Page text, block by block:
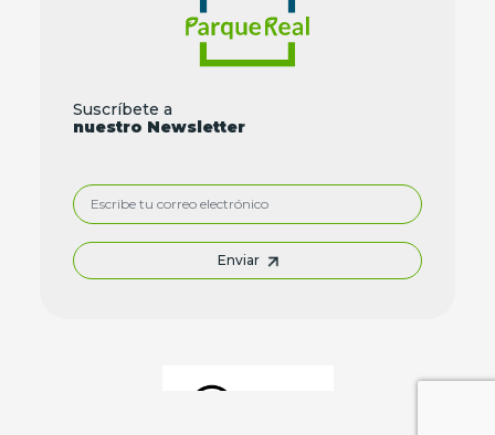
Suscríbete a
nuestro Newsletter
Enviar